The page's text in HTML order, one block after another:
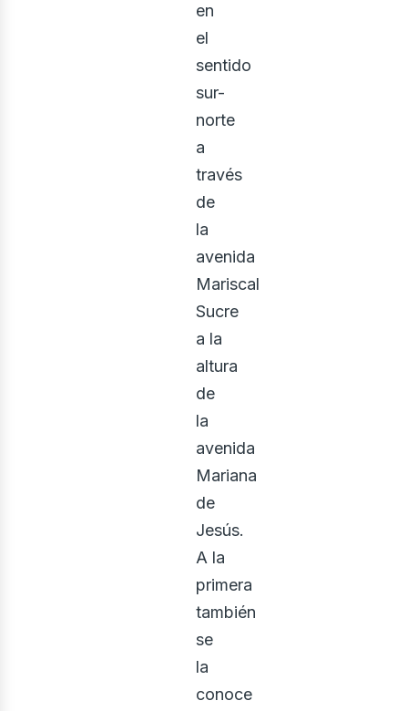
en
el
sentido
sur-
norte
a
través
de
la
avenida
Mariscal
Sucre
a la
altura
de
la
avenida
Mariana
de
Jesús.
A la
primera
también
se
la
conoce